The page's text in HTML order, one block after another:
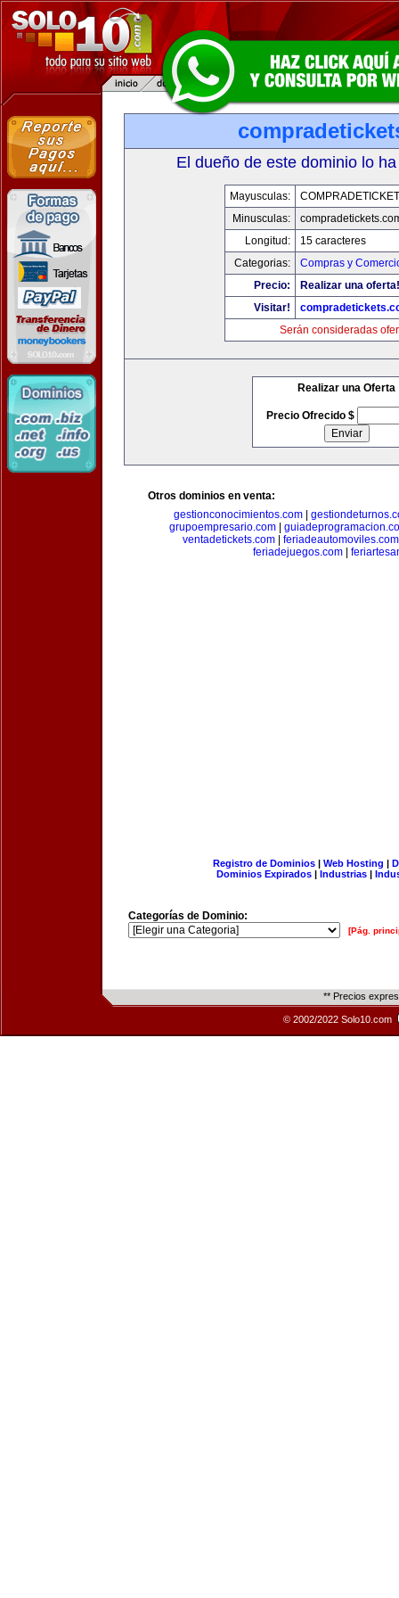
El dueño de este dominio lo
Mayusculas:
Minusculas:
Longitud:
15 caracteres
Categorias:
Compras y
Precio:
Realizar una oferta!
Visitar!
Serán consideradas
Realizar una Oferta
Precio Ofrecido $
Otros dominios en venta:
gestionconocimientos.com
grupoempresario.com|
ventadetickets.com| feriadeautomoviles.com
feriadejuegos.com
Registro de Dominios| Web Hosting |
Dominios Expirados | Industrias |
Categorías de Dominio:
[Pág.
** Precios
© 2002/2022 Solo10.com